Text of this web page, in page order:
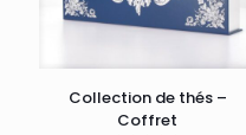
Collection de thés –
Coffret